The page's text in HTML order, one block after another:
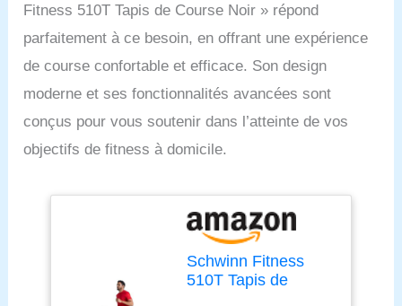
Fitness 510T Tapis de Course Noir » répond
parfaitement à ce besoin, en offrant une expérience
de course confortable et efficace. Son design
moderne et ses fonctionnalités avancées sont
conçus pour vous soutenir dans l’atteinte de vos
objectifs de fitness à domicile.
Schwinn Fitness
510T Tapis de